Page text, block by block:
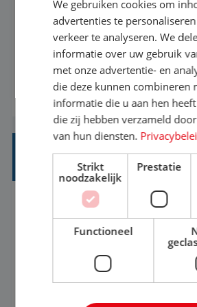
Met jouw ervaring in de
achtergrond in toerisme ben je
volgende stap. Vanaf je stoel
wereld over en speel je
wensen van je team, je klant en
reiswereld gebeurt. Met je
klanten te overtuigen om die
boeken! ...
BEKIJK VACATURE
REISADVISEUR JUNIOR
Bunschoten-Spakenburg, Utrecht,
37-40+ uur
Met jouw ervaring in de
achtergrond in toerisme ben je
We gebruiken cookies om
advertenties te
verkeer te analyseren. We
informatie over uw gebruik
met onze advertentie- en
die deze kunnen combineren
informatie die u aan hen
die zij hebben verzameld
van hun diensten.
Strikt
noodzakelijk
Prestatie
Functioneel